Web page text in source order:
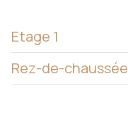
Etage 1
chambre
Rez-de-chaussée